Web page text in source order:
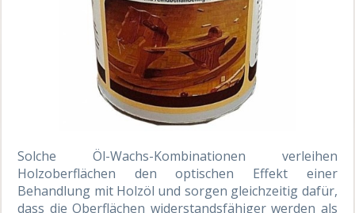
Solche Öl-Wachs-Kombinationen verleihen
Holzoberflächen den optischen Effekt einer
Behandlung mit Holzöl und sorgen gleichzeitig dafür,
dass die Oberflächen widerstandsfähiger werden als